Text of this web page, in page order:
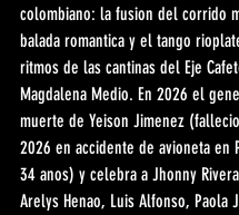
colombiano: la fusion del corrido
balada romantica y el tango
ritmos de las cantinas del Eje
Magdalena Medio. En 2026 el
muerte de Yeison Jimenez
2026 en accidente de avioneta en
34 anos) y celebra a Jhonny
Arelys Henao, Luis Alfonso, Paola